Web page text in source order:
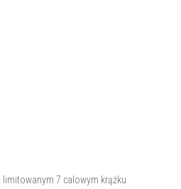
limitowanym 7 calowym krążku